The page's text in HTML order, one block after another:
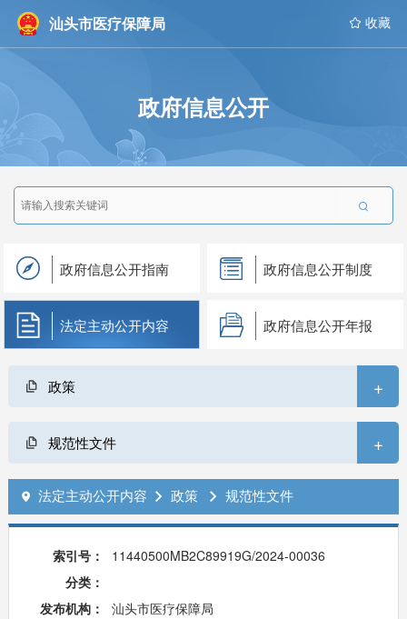
汕头市医疗保障局  收藏
政府信息公开

政府信息公开指南 政府信息公开制度
法定主动公开内容 政府信息公开年报
政策 +
规范性文件 +
 法定主动公开内容  政策  规范性文件
索引号：
11440500MB2C89919G/2024-00036
分类：
发布机构：
汕头市医疗保障局